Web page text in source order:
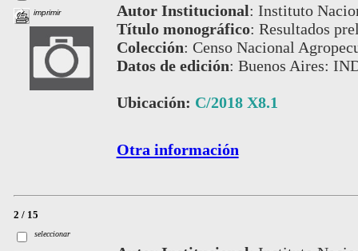
imprimir Autor Institucional: Instituto
Título monográfico: Resultados
Colección: Censo Nacional
Datos de edición: Buenos Aires:
Ubicación: C/2018 X8.1
Otra información
2 / 15
seleccionar